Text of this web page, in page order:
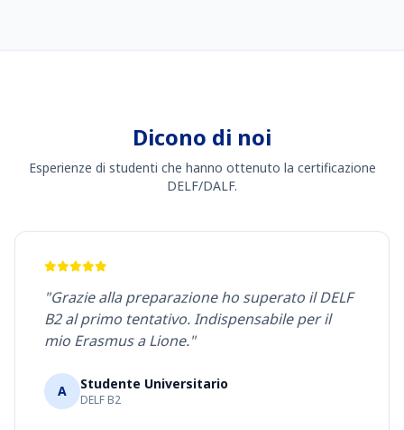
Dicono di noi
Esperienze di studenti che hanno ottenuto la certificazione
DELF/DALF.
"Grazie alla preparazione ho superato il DELF
B2 al primo tentativo. Indispensabile per il
mio Erasmus a Lione."
A Studente Universitario
DELF B2